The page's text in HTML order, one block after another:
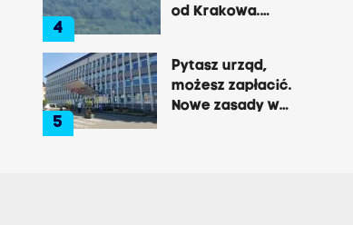
4
od Krakowa.
do lasu
5
Pytasz urząd,
możesz zapłacić.
Nowe zasady w